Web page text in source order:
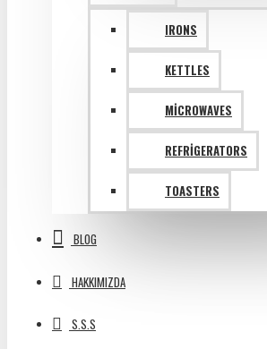
IRONS
KETTLES
MICROWAVES
REFRIGERATORS
TOASTERS
BLOG
HAKKIMIZDA
S.S.S